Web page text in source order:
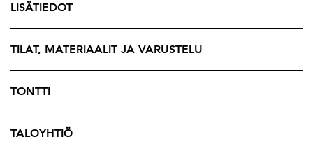
Johanneksenpuiston suuntaan. Lisäksi sisäpihan
puolella on parveke. Kokonaisuuden kruunaavat oma
sauna sekä mahdollisuus ostaa tai vuokrata autopaikka
viereisestä korttelista. Asuntoon pääsee esteettömästi.
Bulevardi 14 sijaitsee aivan Helsingin Stockmannin
putiikkien ja palveluiden lähellä. Tämä koti tarjoaa
LISÄTIEDOT
TILAT, MATERIAALIT JA VARUSTELU
TONTTI
TALOYHTIÖ